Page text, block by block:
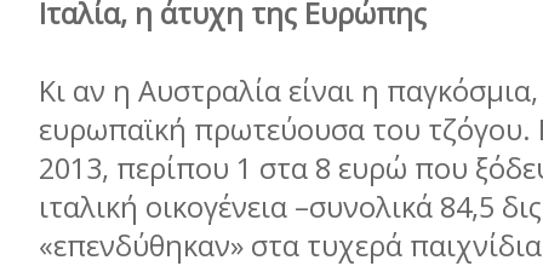
Ιταλία, η άτυχη της Ευρώπης
Κι αν η Αυστραλία είναι η παγκόσµια,
ευρωπαϊκή πρωτεύουσα του
2013, περίπου 1 στα 8 ευρώ που
ιταλική οικογένεια –συνολικά 84,5
«επενδύθηκαν» στα τυχερά